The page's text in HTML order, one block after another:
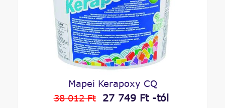
Mapei Kerapoxy CQ
38 012 Ft
27 749 Ft -tól